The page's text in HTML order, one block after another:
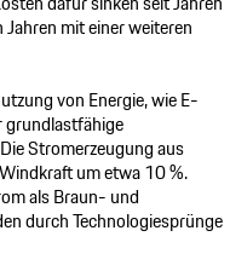
mit einer weiteren
von Energie, wie E-
grundlastfähige
Stromerzeugung aus
um etwa 10 %.
als Braun- und
durch Technologiesprünge